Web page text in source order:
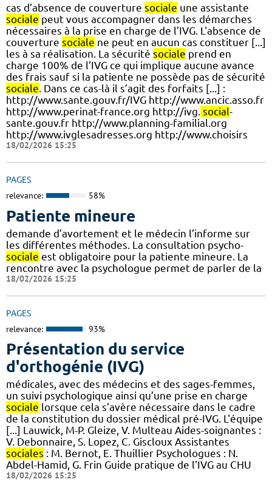
cas d’absence de couverture sociale une assistante
sociale peut vous accompagner dans les démarches
nécessaires à la prise en charge de l’IVG. L'absence de
couverture sociale ne peut en aucun cas constituer [...]
les à sa réalisation. La sécurité sociale prend en
charge 100% de l’IVG ce qui implique aucune avance
des frais sauf si la patiente ne possède pas de sécurité
sociale. Dans ce cas-là il s’agit des forfaits [...] :
http://www.sante.gouv.fr/IVG http://www.ancic.asso.fr
http://www.perinat-france.org http://ivg. social-
sante.gouv.fr http://www.planning-familial.org
http://www.ivglesadresses.org http://www.choisirs
18/02/2026 15:25
PAGES
relevance: 58%
Patiente mineure
demande d’avortement et le médecin l’informe sur
les différentes méthodes. La consultation psycho-
sociale est obligatoire pour la patiente mineure. La
rencontre avec la psychologue permet de parler de la
18/02/2026 15:25
PAGES
relevance: 93%
Présentation du service
d'orthogénie (IVG)
médicales, avec des médecins et des sages-femmes,
un suivi psychologique ainsi qu’une prise en charge
sociale lorsque cela s’avère nécessaire dans le cadre
de la constitution du dossier médical pré-IVG. L'équipe
[...] Lauwick, M-P. Gleize, V. Multeau Aides-soignantes :
V. Debonnaire, S. Lopez, C. Giscloux Assistantes
sociales : M. Bernot, E. Thuillier Psychologues : N.
Abdel-Hamid, G. Frin Guide pratique de l'IVG au CHU
18/02/2026 15:25